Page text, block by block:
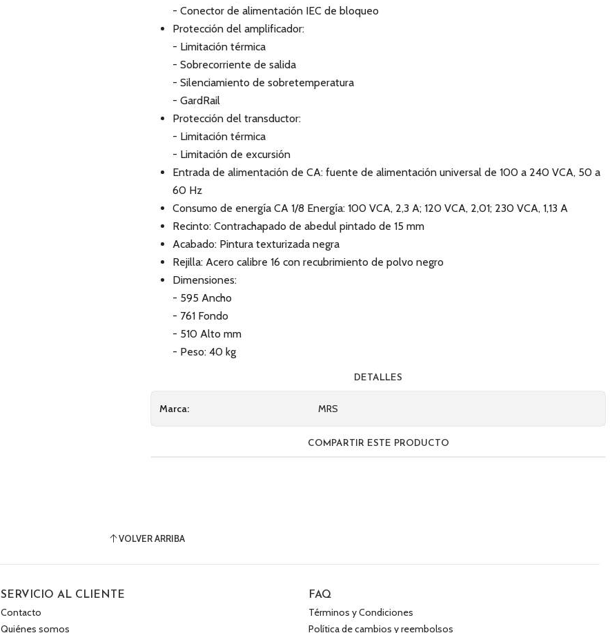
- Conector de alimentación IEC de bloqueo
Protección del amplificador:
- Limitación térmica
- Sobrecorriente de salida
- Silenciamiento de sobretemperatura
- GardRail
Protección del transductor:
- Limitación térmica
- Limitación de excursión
Entrada de alimentación de CA: fuente de alimentación universal de 100 a 240 VCA, 50 a
60 Hz
Consumo de energía CA 1/8 Energía: 100 VCA, 2,3 A; 120 VCA, 2,01; 230 VCA, 1,13 A
Recinto: Contrachapado de abedul pintado de 15 mm
Acabado: Pintura texturizada negra
Rejilla: Acero calibre 16 con recubrimiento de polvo negro
Dimensiones:
- 595 Ancho
- 761 Fondo
- 510 Alto mm
- Peso: 40 kg
DETALLES
Marca: MRS
COMPARTIR ESTE PRODUCTO
VOLVER ARRIBA
SERVICIO AL CLIENTE
Contacto
Quiénes somos
FAQ
Términos y Condiciones
Política de cambios y reembolsos